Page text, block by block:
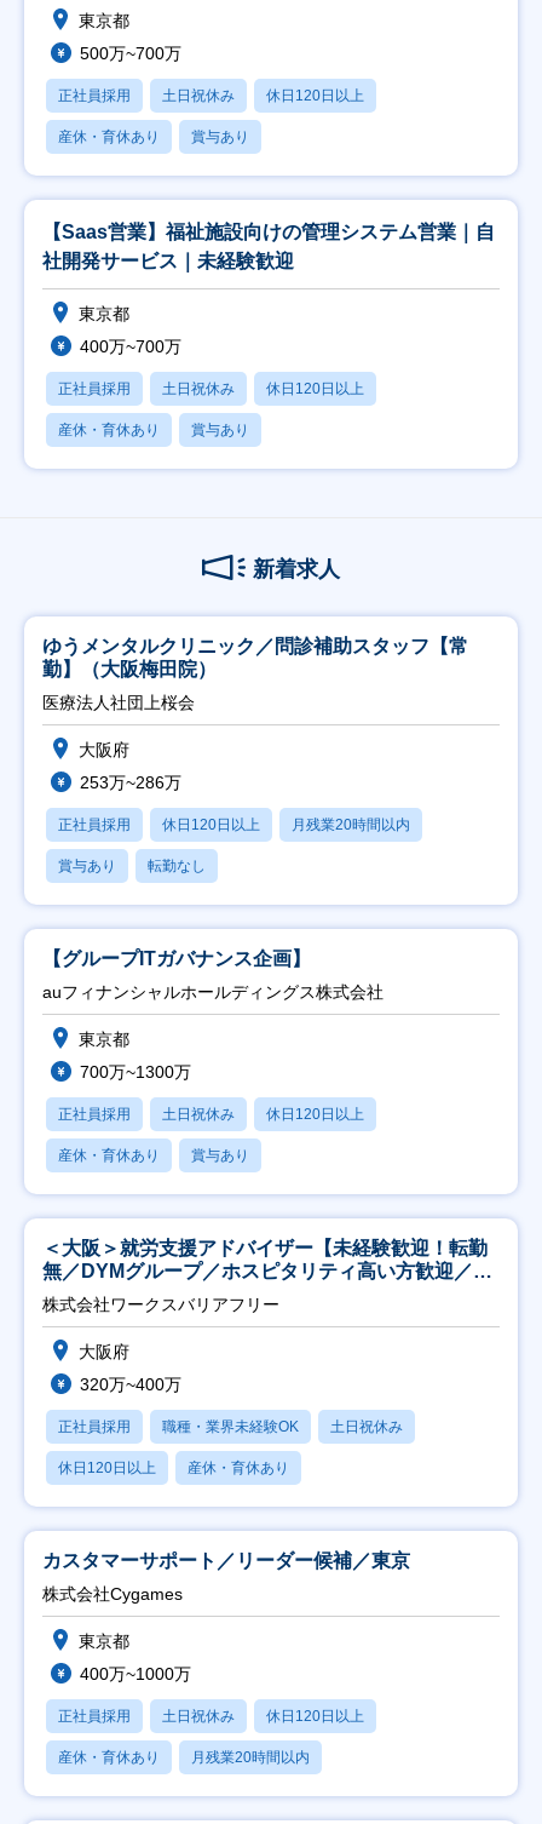
東京都
500万~700万
正社員採用 土日祝休み 休日120日以上
産休・育休あり 賞与あり
【Saas営業】福祉施設向けの管理システム営業｜自
社開発サービス｜未経験歓迎
東京都
400万~700万
正社員採用 土日祝休み 休日120日以上
産休・育休あり 賞与あり
新着求人
ゆうメンタルクリニック／問診補助スタッフ【常
勤】（大阪梅田院）
医療法人社団上桜会
大阪府
253万~286万
正社員採用 休日120日以上 月残業20時間以内
賞与あり 転勤なし
【グループITガバナンス企画】
auフィナンシャルホールディングス株式会社
東京都
700万~1300万
正社員採用 土日祝休み 休日120日以上
産休・育休あり 賞与あり
＜大阪＞就労支援アドバイザー【未経験歓迎！転勤
無／DYMグループ／ホスピタリティ高い方歓迎／土
日祝】
株式会社ワークスバリアフリー
大阪府
320万~400万
正社員採用 職種・業界未経験OK 土日祝休み
休日120日以上 産休・育休あり
カスタマーサポート／リーダー候補／東京
株式会社Cygames
東京都
400万~1000万
正社員採用 土日祝休み 休日120日以上
産休・育休あり 月残業20時間以内